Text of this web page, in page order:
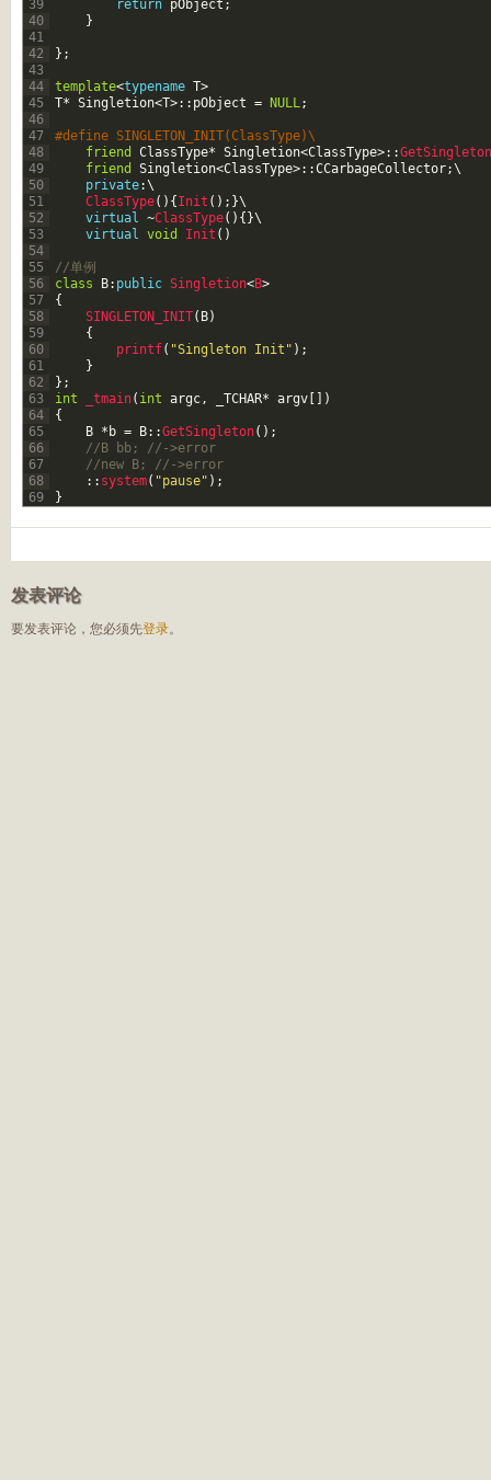
39
40
41
42
43
44
45
46
47
48
49
50
51
52
53
54
55
56
57
58
59
60
61
62
63
64
65
66
67
68
69
return pObject ;
}
} ;
template<typename T>
T* Singletion<T>:: pObject = NULL;
#define SINGLETON_INIT(ClassType)\
friend
ClassType* Singletion<ClassType>::GetSingleton
friend
Singletion<ClassType>::CCarbageCollector;\
private:\
ClassType( ) { Init ( ) ; }\
virtual ~ClassType( ) { }\
virtual void Init ( )
//单例
class
B: public Singletion<B>
{
SINGLETON_INIT( B)
{
printf( "Singleton Init" ) ;
}
} ;
int
_tmain( int argc, _TCHAR* argv
)
{
B * b = B::GetSingleton( ) ;
//B bb; //->error
//new B; //->error
:: system( "pause" ) ;
}
发表评论
要发表评论，您必须先登录。